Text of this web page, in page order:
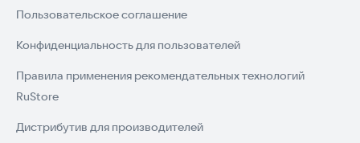
Пользовательское соглашение
Конфиденциальность для пользователей
Правила применения рекомендательных технологий
RuStore
Дистрибутив для производителей